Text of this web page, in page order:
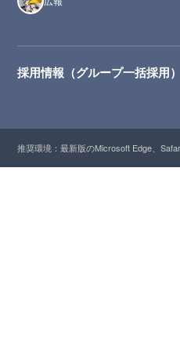
採用情報（グループ一括採用）
推奨環境：最新版のMicrosoft Edge、